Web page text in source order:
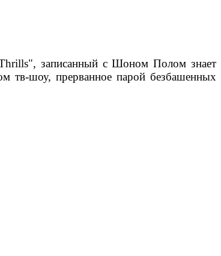
записанный с Шоном Полом знает
тв-шоу, прерванное парой безбашенных